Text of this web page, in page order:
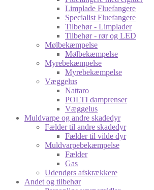
Limplade Fluefangere
Specialist Fluefangere
Tilbehør - Limplader
Tilbehør - rør og LED
Mølbekæmpelse
Mølbekæmpelse
Myrebekæmpelse
Myrebekæmpelse
Væggelus
Nattaro
POLTI damprenser
Væggelus
Muldvarpe og andre skadedyr
Fælder til andre skadedyr
Fælder til vilde dyr
Muldvarpebekæmpelse
Fælder
Gas
Udendørs afskrækkere
Andet og tilbehør